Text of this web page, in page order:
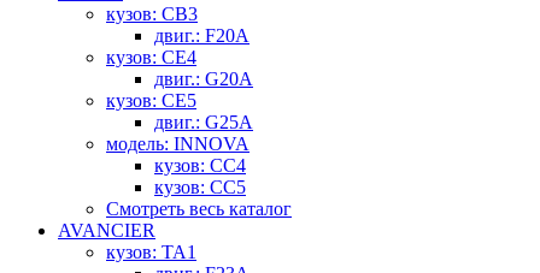
кузов: CB3
двиг.: F20A
кузов: CE4
двиг.: G20A
кузов: CE5
двиг.: G25A
модель: INNOVA
кузов: CC4
кузов: CC5
Смотреть весь каталог
AVANCIER
кузов: TA1